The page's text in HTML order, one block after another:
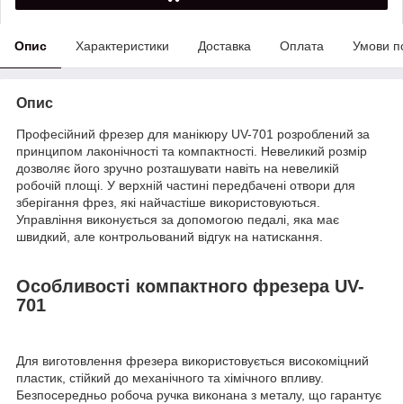
Опис Характеристики Доставка Оплата Умови
Опис
Професійний фрезер для манікюру UV-701 розроблений за
принципом лаконічності та компактності. Невеликий розмір
дозволяє його зручно розташувати навіть на невеликій
робочій площі. У верхній частині передбачені отвори для
зберігання фрез, які найчастіше використовуються.
Управління виконується за допомогою педалі, яка має
швидкий, але контрольований відгук на натискання.
Особливості компактного фрезера UV-
701
Для виготовлення фрезера використовується високоміцний
пластик, стійкий до механічного та хімічного впливу.
Безпосередньо робоча ручка виконана з металу, що гарантує